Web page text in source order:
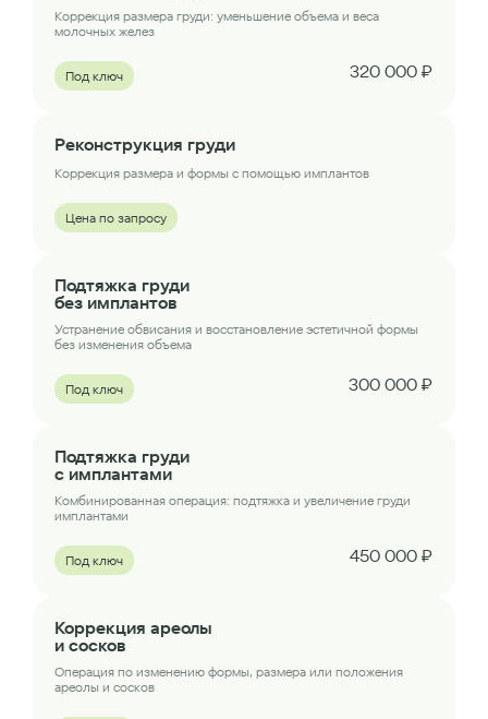
Коррекция размера груди: уменьшение объема и веса
молочных желез
Под ключ 320 000 ₽
Реконструкция груди
Коррекция размера и формы с помощью имплантов
Цена по запросу
Подтяжка груди
без имплантов
Устранение обвисания и восстановление эстетичной формы
без изменения объема
Под ключ 300 000 ₽
Подтяжка груди
с имплантами
Комбинированная операция: подтяжка и увеличение груди
имплантами
Под ключ 450 000 ₽
Коррекция ареолы
и сосков
Операция по изменению формы, размера или положения
ареолы и сосков